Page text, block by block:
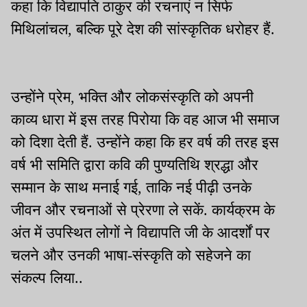
कहा कि विद्यापति ठाकुर की रचनाएं न सिर्फ
मिथिलांचल, बल्कि पूरे देश की सांस्कृतिक धरोहर हैं.
उन्होंने प्रेम, भक्ति और लोकसंस्कृति को अपनी
काव्य धारा में इस तरह पिरोया कि वह आज भी समाज
को दिशा देती हैं. उन्होंने कहा कि हर वर्ष की तरह इस
वर्ष भी समिति द्वारा कवि की पुण्यतिथि श्रद्धा और
सम्मान के साथ मनाई गई, ताकि नई पीढ़ी उनके
जीवन और रचनाओं से प्रेरणा ले सकें. कार्यक्रम के
अंत में उपस्थित लोगों ने विद्यापति जी के आदर्शों पर
चलने और उनकी भाषा-संस्कृति को सहेजने का
संकल्प लिया..